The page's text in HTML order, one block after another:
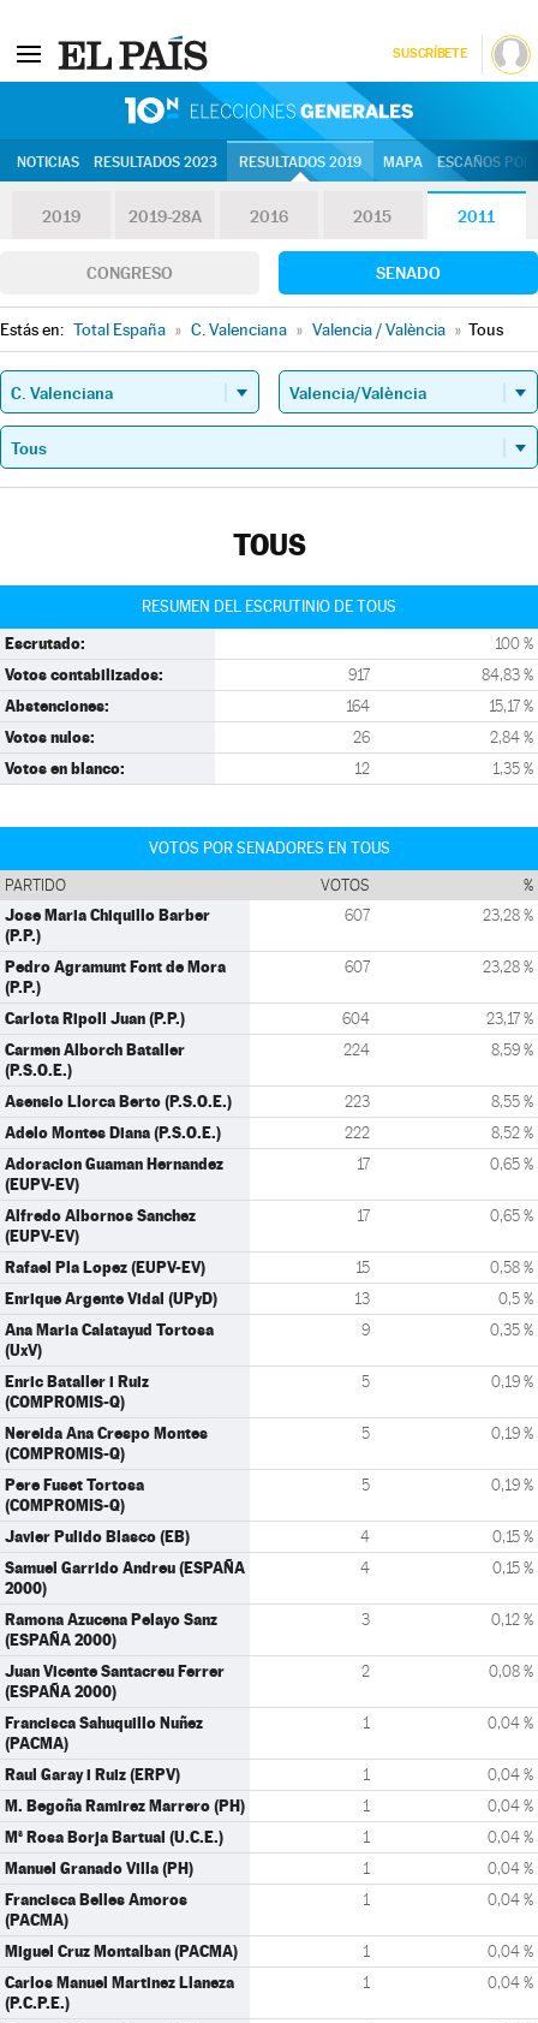
SUSCRÍBETE
NOTICIAS RESULTADOS 2023 RESULTADOS 2019 MAPA ESCAÑOS
2019 2019-28A 2016 2015 2011
CONGRESO SENADO
Estás en: Total España » C. Valenciana » Valencia / València » Tous
TOUS
RESUMEN DEL ESCRUTINIO DE TOUS
Escrutado: 100 %
Votos contabilizados: 917 84,83 %
Abstenciones: 164 15,17 %
Votos nulos: 26 2,84 %
Votos en blanco: 12 1,35 %
VOTOS POR SENADORES EN TOUS
PARTIDO VOTOS %
Jose Maria Chiquillo Barber
(P.P.)
607 23,28 %
Pedro Agramunt Font de Mora
(P.P.)
607 23,28 %
Carlota Ripoll Juan (P.P.) 604 23,17 %
Carmen Alborch Bataller
(P.S.O.E.)
224 8,59 %
Asensio Llorca Berto (P.S.O.E.) 223 8,55 %
Adelo Montes Diana (P.S.O.E.) 222 8,52 %
Adoracion Guaman Hernandez
(EUPV-EV)
17 0,65 %
Alfredo Albornos Sanchez
(EUPV-EV)
17 0,65 %
Rafael Pla Lopez (EUPV-EV) 15 0,58 %
Enrique Argente Vidal (UPyD) 13 0,5 %
Ana Maria Calatayud Tortosa
(UxV)
9 0,35 %
Enric Bataller i Ruiz
(COMPROMIS-Q)
5 0,19 %
Nereida Ana Crespo Montes
(COMPROMIS-Q)
5 0,19 %
Pere Fuset Tortosa
(COMPROMIS-Q)
5 0,19 %
Javier Pulido Blasco (EB) 4 0,15 %
Samuel Garrido Andreu (ESPAÑA
2000)
4 0,15 %
Ramona Azucena Pelayo Sanz
(ESPAÑA 2000)
3 0,12 %
Juan Vicente Santacreu Ferrer
(ESPAÑA 2000)
2 0,08 %
Francisca Sahuquillo Nuñez
(PACMA)
1 0,04 %
Raul Garay i Ruiz (ERPV) 1 0,04 %
M. Begoña Ramirez Marrero (PH) 1 0,04 %
Mª Rosa Borja Bartual (U.C.E.) 1 0,04 %
Manuel Granado Villa (PH) 1 0,04 %
Francisca Belles Amoros
(PACMA)
1 0,04 %
Miguel Cruz Montalban (PACMA) 1 0,04 %
Carlos Manuel Martinez Llaneza
(P.C.P.E.)
1 0,04 %